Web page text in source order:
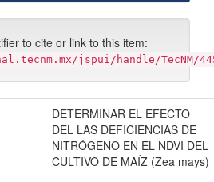
to cite or link to this item:
jspui/handle/TecNM/
DETERMINAR EL EFECTO
DEL LAS DEFICIENCIAS DE
NITRÓGENO EN EL NDVI DEL
CULTIVO DE MAÍZ (Zea mays)